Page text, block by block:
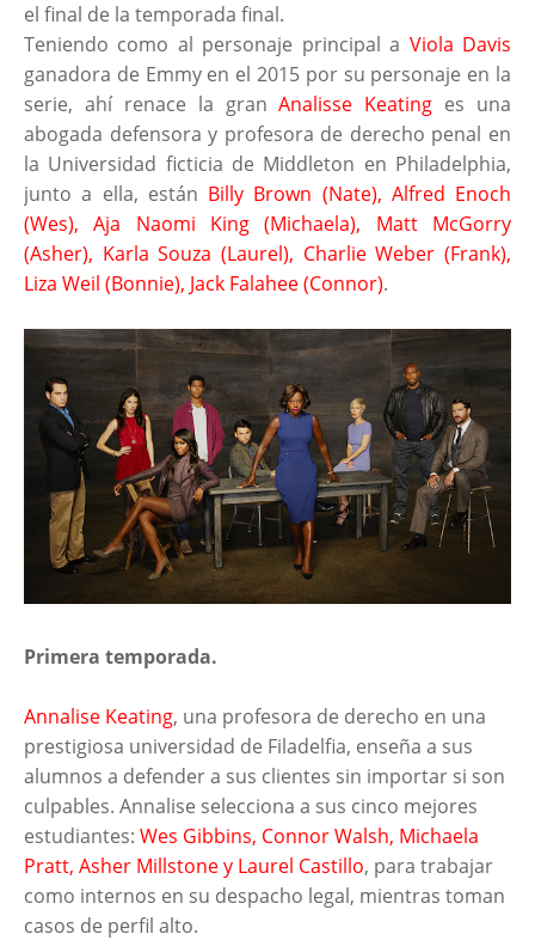
el final de la temporada final.
Teniendo como al personaje principal a Viola Davis
ganadora de Emmy en el 2015 por su personaje en la
serie, ahí renace la granAnalisse Keating es una
abogada defensora y profesora de derecho penal en
la Universidad ficticia de Middleton en Philadelphia,
junto a ella, están Billy Brown (Nate), Alfred Enoch
(Wes), Aja Naomi King (Michaela), Matt McGorry
(Asher), Karla Souza (Laurel), Charlie Weber (Frank),
Liza Weil (Bonnie), Jack Falahee (Connor).
Primera temporada.
Annalise Keating, una profesora de derecho en una
prestigiosa universidad de Filadelfia, enseña a sus
alumnos a defender a sus clientes sin importar si son
culpables. Annalise selecciona a sus cinco mejores
estudiantes: Wes Gibbins, Connor Walsh, Michaela
Pratt, Asher Millstone y Laurel Castillo, para trabajar
como internos en su despacho legal, mientras toman
casos de perfil alto.